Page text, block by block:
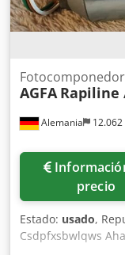
Alemania
Fotocomponedor
AGFA Rapiline
Información de
precio
Estado: usado,
Csdpfxsbwlqws